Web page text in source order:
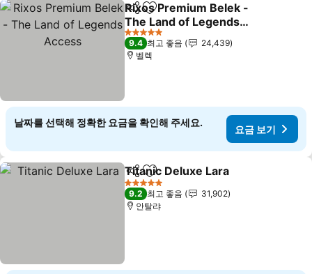
공유 즐겨찾기에 추가
Rixos Premium Belek -
The Land of Legends
Access
5 성급
9.4 최고 좋음
24,439
벨렉
날짜를 선택해 정확한 요금을 확인해 주세요.
요금 보기
공유 즐겨찾기에 추가
Titanic Deluxe Lara
5 성급
9.2 최고 좋음
31,902
안탈랴